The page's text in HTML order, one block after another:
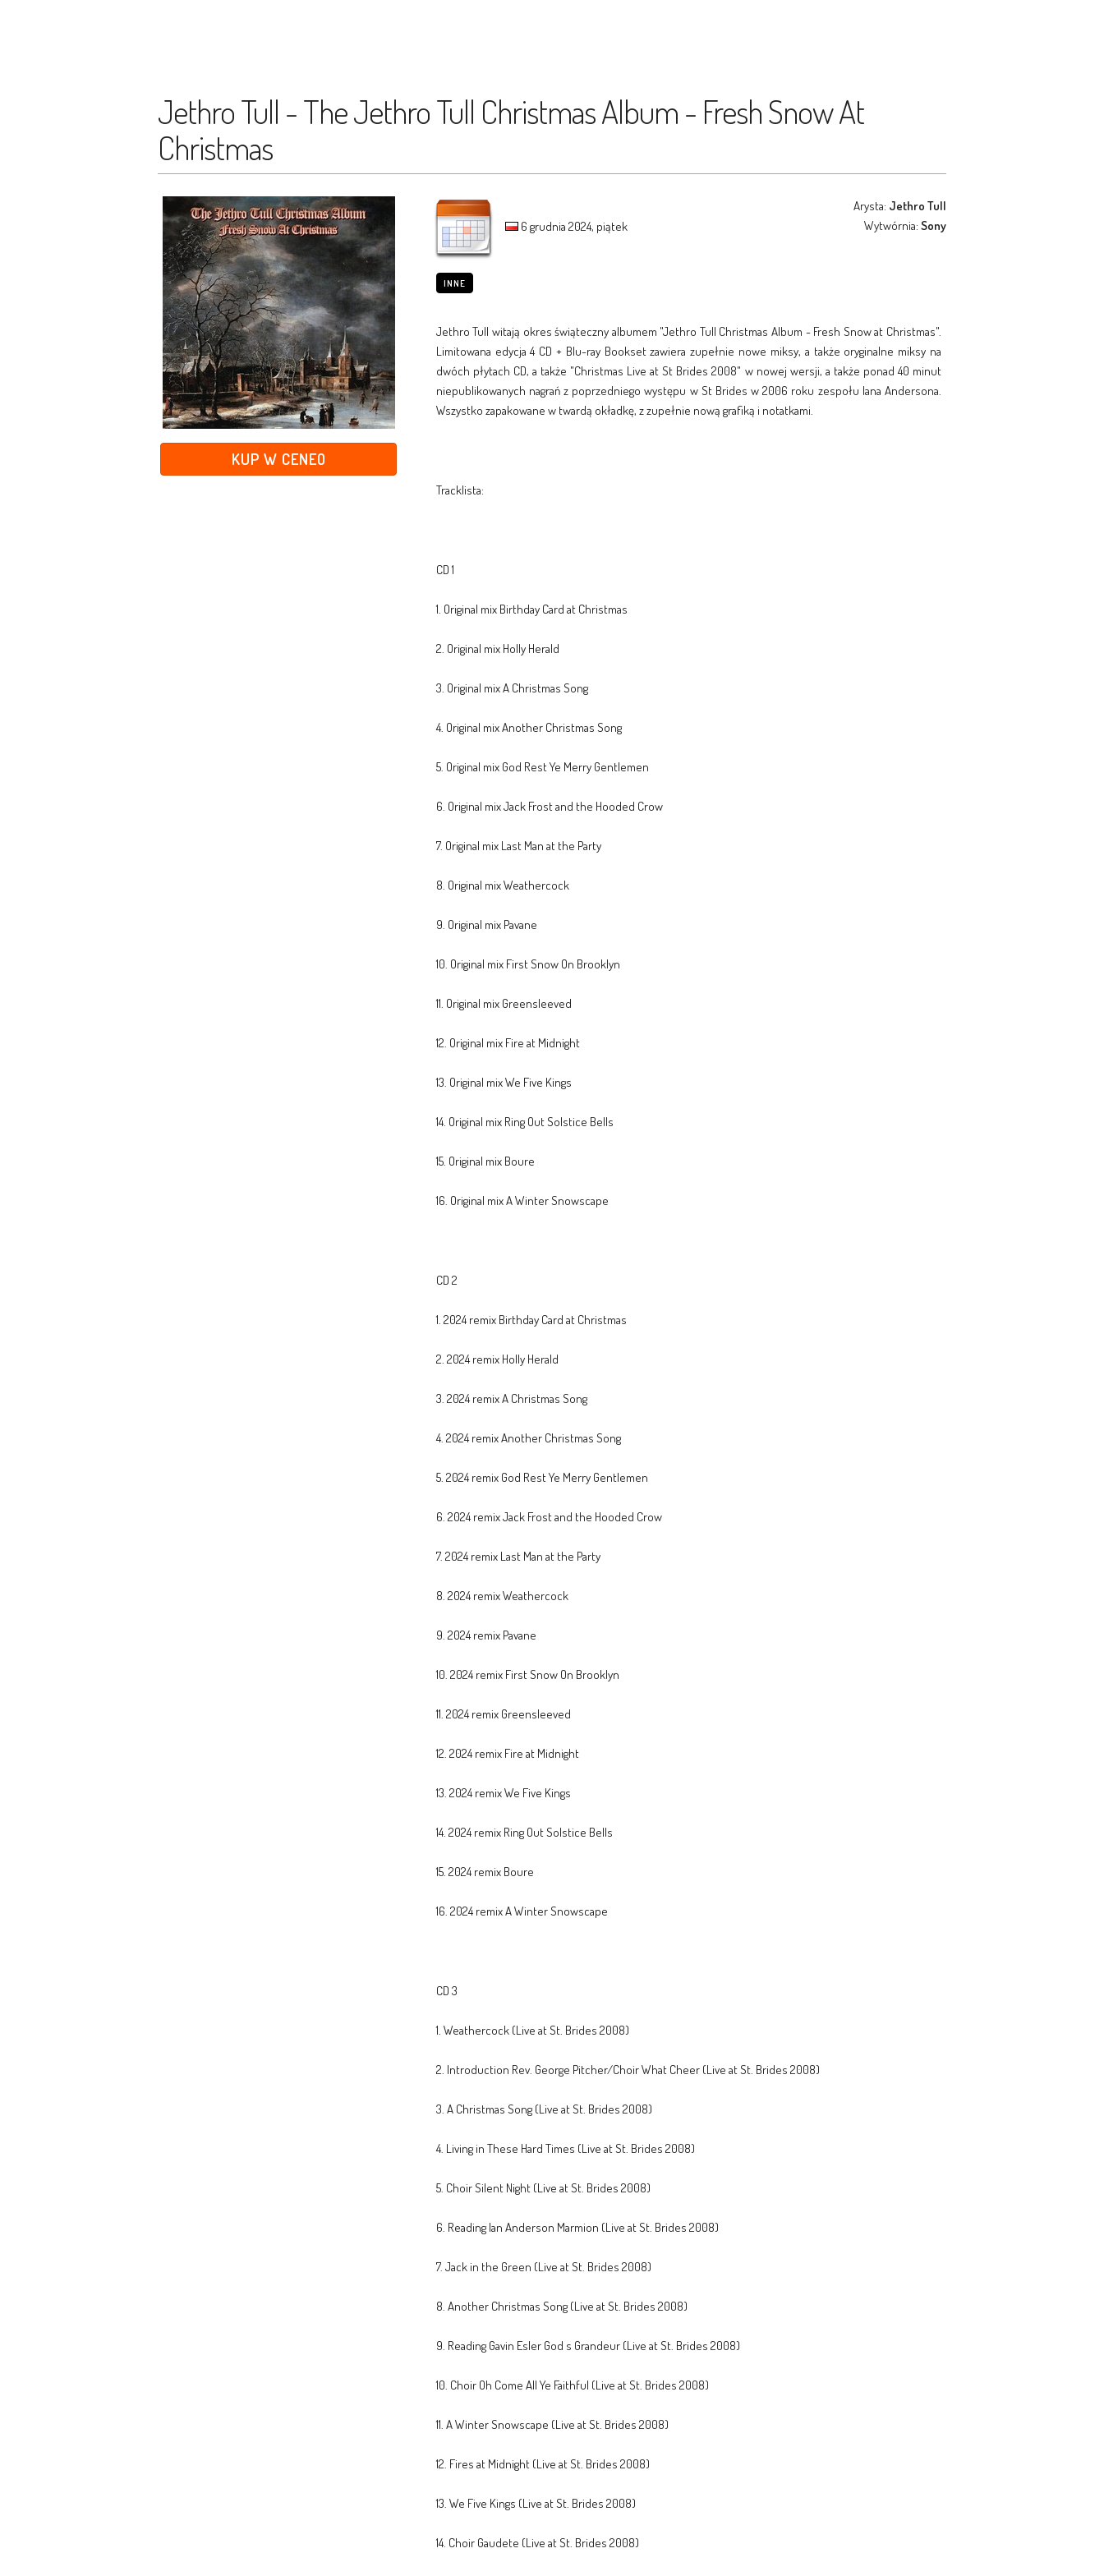
Jethro Tull - The Jethro Tull Christmas Album - Fresh Snow At
Christmas
KUP W CENEO
6 grudnia 2024, piątek
Arysta: Jethro Tull
Wytwórnia: Sony
INNE
Jethro Tull witają okres świąteczny albumem "Jethro Tull Christmas Album - Fresh Snow at Christmas".
Limitowana edycja 4 CD + Blu-ray Bookset zawiera zupełnie nowe miksy, a także oryginalne miksy na
dwóch płytach CD, a także "Christmas Live at St Brides 2008" w nowej wersji, a także ponad 40 minut
niepublikowanych nagrań z poprzedniego występu w St Brides w 2006 roku zespołu Iana Andersona.
Wszystko zapakowane w twardą okładkę, z zupełnie nową grafiką i notatkami.
Tracklista:
CD 1
1. Original mix Birthday Card at Christmas
2. Original mix Holly Herald
3. Original mix A Christmas Song
4. Original mix Another Christmas Song
5. Original mix God Rest Ye Merry Gentlemen
6. Original mix Jack Frost and the Hooded Crow
7. Original mix Last Man at the Party
8. Original mix Weathercock
9. Original mix Pavane
10. Original mix First Snow On Brooklyn
11. Original mix Greensleeved
12. Original mix Fire at Midnight
13. Original mix We Five Kings
14. Original mix Ring Out Solstice Bells
15. Original mix Boure
16. Original mix A Winter Snowscape
CD 2
1. 2024 remix Birthday Card at Christmas
2. 2024 remix Holly Herald
3. 2024 remix A Christmas Song
4. 2024 remix Another Christmas Song
5. 2024 remix God Rest Ye Merry Gentlemen
6. 2024 remix Jack Frost and the Hooded Crow
7. 2024 remix Last Man at the Party
8. 2024 remix Weathercock
9. 2024 remix Pavane
10. 2024 remix First Snow On Brooklyn
11. 2024 remix Greensleeved
12. 2024 remix Fire at Midnight
13. 2024 remix We Five Kings
14. 2024 remix Ring Out Solstice Bells
15. 2024 remix Boure
16. 2024 remix A Winter Snowscape
CD 3
1. Weathercock (Live at St. Brides 2008)
2. Introduction Rev. George Pitcher/Choir What Cheer (Live at St. Brides 2008)
3. A Christmas Song (Live at St. Brides 2008)
4. Living in These Hard Times (Live at St. Brides 2008)
5. Choir Silent Night (Live at St. Brides 2008)
6. Reading Ian Anderson Marmion (Live at St. Brides 2008)
7. Jack in the Green (Live at St. Brides 2008)
8. Another Christmas Song (Live at St. Brides 2008)
9. Reading Gavin Esler God s Grandeur (Live at St. Brides 2008)
10. Choir Oh Come All Ye Faithful (Live at St. Brides 2008)
11. A Winter Snowscape (Live at St. Brides 2008)
12. Fires at Midnight (Live at St. Brides 2008)
13. We Five Kings (Live at St. Brides 2008)
14. Choir Gaudete (Live at St. Brides 2008)